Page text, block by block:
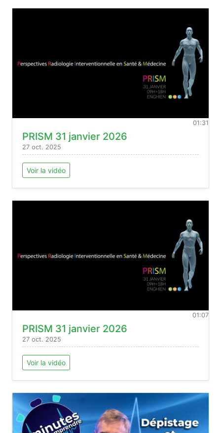
01:31
PRISM 31 janvier 2026
27 oct. 2025
Voir la vidéo
01:07
PRISM 31 janvier 2026
27 oct. 2025
Voir la vidéo